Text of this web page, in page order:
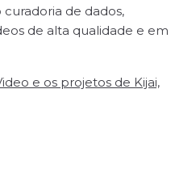
de dados,
de alta qualidade e em
e os projetos de Kijai,